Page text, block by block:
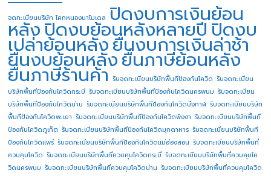
จดทะเบียนบริษัท โคกหนองนาโมเดล ปิดงบการเงินย้อน
หลังปิดงบย้อนหลังหลายปี ปิดงบ
เปล่าย้อนหลังยื่นงบการเงินล่าช้า
ยื่นงบย้อนหลังยื่นภาษีย้อนหลัง
ยื่นภาษีร้านค้า รับจดทะเบียนบริษัทพื้นทีป้องกันโควิด รับจดทะเบียน
บริษัทพื้นทีป้องกันโควิดกระบี่ รับจดทะเบียนบริษัทพื้นทีป้องกันโควิดนครพนม รับจดทะเบียน
บริษัทพื้นทีป้องกันโควิดน่าน รับจดทะเบียนบริษัทพื้นทีป้องกันโควิดบึงกาฬ รับจดทะเบียนบริษัท
พื้นทีป้องกันโควิดพะเยา รับจดทะเบียนบริษัทพื้นทีป้องกันโควิดพังงา รับจดทะเบียนบริษัทพื้นที
ป้องกันโควิดภูเก็ต รับจดทะเบียนบริษัทพื้นทีป้องกันโควิดมุกดาหาร รับจดทะเบียนบริษัทพื้นที
ป้องกันโควิดแพร่ รับจดทะเบียนบริษัทพื้นทีป้องกันโควิดแม่ฮ่องสอน รับจดทะเบียนบริษัทพื้นที่
ควบคุมโควิด รับจดทะเบียนบริษัทพื้นที่ควบคุมโควิดกระบี่ รับจดทะเบียนบริษัทพื้นที่ควบคุมโค
วิดนครพนม รับจดทะเบียนบริษัทพื้นที่ควบคุมโควิดน่าน รับจดทะเบียนบริษัทพื้นที่ควบคุมโควิด